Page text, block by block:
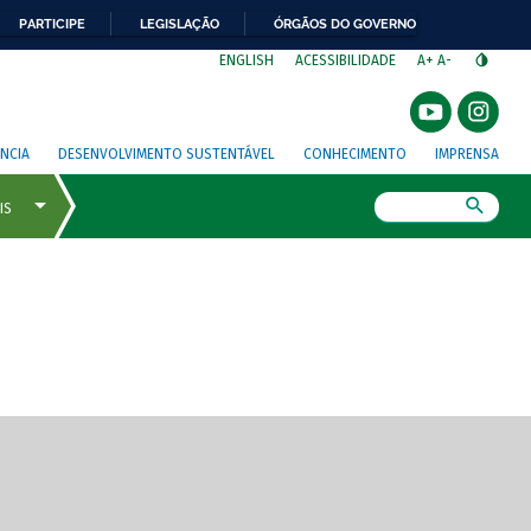
PARTICIPE LEGISLAÇÃO ÓRGÃOS DO GOVERNO
ENGLISH ACESSIBILIDADE A+ A-
DESENVOLVIMENTO SUSTENTÁVEL CONHECIMENTO IMPRENSA